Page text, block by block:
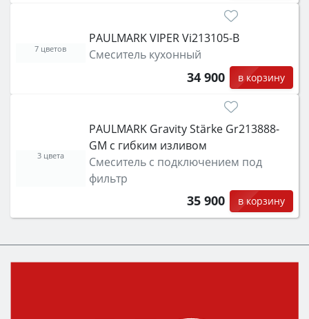
PAULMARK VIPER Vi213105-B
Смеситель кухонный
34 900 в корзину
7 цветов
PAULMARK Gravity Stärke Gr213888-
GM с гибким изливом
Смеситель с подключением под
фильтр
35 900 в корзину
3 цвета